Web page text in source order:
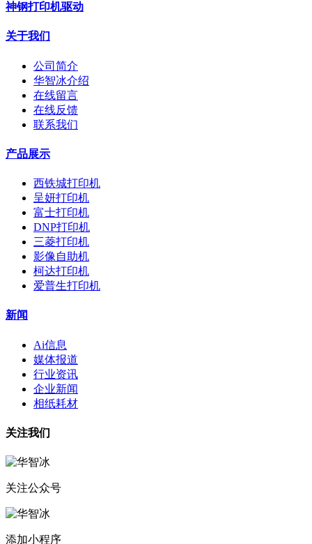
神钢打印机驱动
关于我们
公司简介
华智冰介绍
在线留言
在线反馈
联系我们
产品展示
西铁城打印机
呈妍打印机
富士打印机
DNP打印机
三菱打印机
影像自助机
柯达打印机
爱普生打印机
新闻
Ai信息
媒体报道
行业资讯
企业新闻
相纸耗材
关注我们
关注公众号
添加小程序